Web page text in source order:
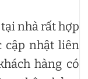
tại nhà rất hợp
cập nhật liên
hàng có